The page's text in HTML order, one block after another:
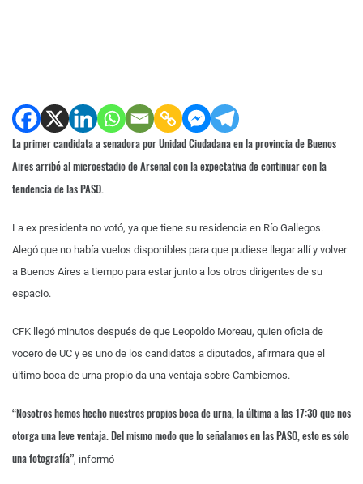
La primer candidata a senadora por Unidad Ciudadana en la provincia de Buenos
Aires arribó al microestadio de Arsenal con la expectativa de continuar con la
tendencia de las PASO.
La ex presidenta no votó, ya que tiene su residencia en Río Gallegos.
Alegó que no había vuelos disponibles para que pudiese llegar allí y volver
a Buenos Aires a tiempo para estar junto a los otros dirigentes de su
espacio.
CFK llegó minutos después de que Leopoldo Moreau, quien oficia de
vocero de UC y es uno de los candidatos a diputados, afirmara que el
último boca de urna propio da una ventaja sobre Cambiemos.
“Nosotros hemos hecho nuestros propios boca de urna, la última a las 17:30 que nos
otorga una leve ventaja. Del mismo modo que lo señalamos en las PASO, esto es sólo
una fotografía”, informó